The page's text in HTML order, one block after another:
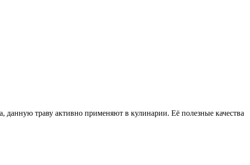
данную траву активно применяют в кулинарии. Её полезные качества